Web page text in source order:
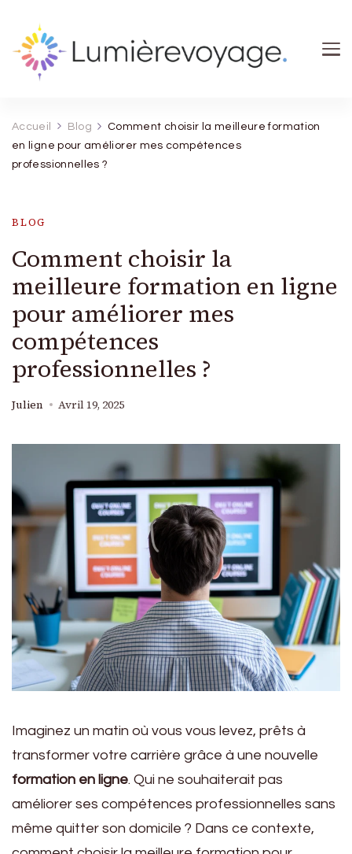
Accueil Blog
Comment choisir la meilleure formation
en ligne pour améliorer mes compétences
professionnelles ?
BLOG
Comment choisir la
meilleure formation en ligne
pour améliorer mes
compétences
professionnelles ?
Julien Avril 19, 2025
Imaginez un matin où vous vous levez, prêts à
transformer votre carrière grâce à une nouvelle
formation en ligne. Qui ne souhaiterait pas
améliorer ses compétences professionnelles sans
même quitter son domicile ? Dans ce contexte,